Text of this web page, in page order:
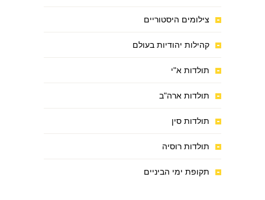
צילומים היסטוריים
קהילות יהודיות בעולם
תולדות א"י
תולדות ארה"ב
תולדות סין
תולדות רוסיה
תקופת ימי הביניים